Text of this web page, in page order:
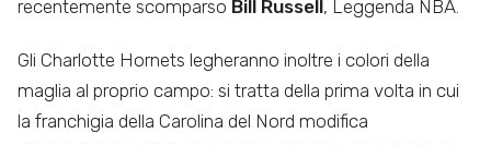
recentemente scomparso Bill Russell, Leggenda NBA.
Gli Charlotte Hornets legheranno inoltre i colori della
maglia al proprio campo: si tratta della prima volta in cui
la franchigia della Carolina del Nord modifica